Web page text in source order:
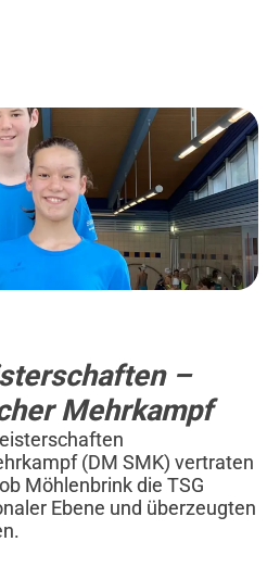
–
Mehrkampf
(DM SMK) vertraten
Möhlenbrink die TSG
Ebene und überzeugten